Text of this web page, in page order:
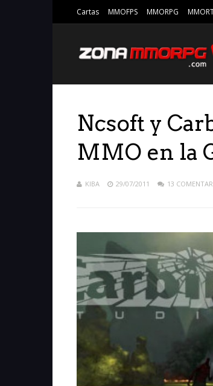
Cartas MMOFPS MMORPG
Ncsoft y
MMO en la
KIBA 29/07/2011 13